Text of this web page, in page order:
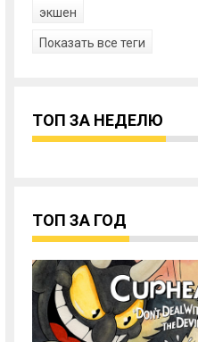
экшен
Показать все теги
ТОП ЗА НЕДЕЛЮ
ТОП ЗА ГОД